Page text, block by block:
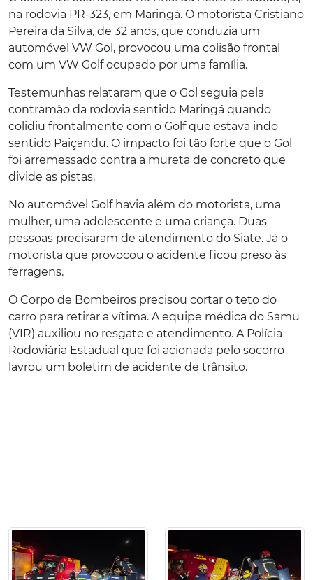
na rodovia PR-323, em Maringá. O motorista Cristiano
Pereira da Silva, de 32 anos, que conduzia um
automóvel VW Gol, provocou uma colisão frontal
com um VW Golf ocupado por uma família.
Testemunhas relataram que o Gol seguia pela
contramão da rodovia sentido Maringá quando
colidiu frontalmente com o Golf que estava indo
sentido Paiçandu. O impacto foi tão forte que o Gol
foi arremessado contra a mureta de concreto que
divide as pistas.
No automóvel Golf havia além do motorista, uma
mulher, uma adolescente e uma criança. Duas
pessoas precisaram de atendimento do Siate. Já o
motorista que provocou o acidente ficou preso às
ferragens.
O Corpo de Bombeiros precisou cortar o teto do
carro para retirar a vítima. A equipe médica do Samu
(VIR) auxiliou no resgate e atendimento. A Polícia
Rodoviária Estadual que foi acionada pelo socorro
lavrou um boletim de acidente de trânsito.